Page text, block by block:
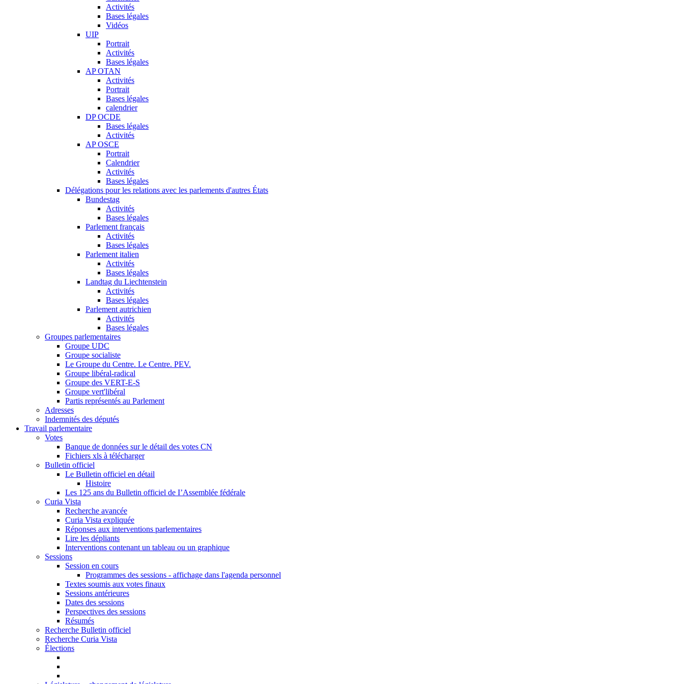
Activités
Bases légales
Vidéos
UIP
Portrait
Activités
Bases légales
AP OTAN
Activités
Portrait
Bases légales
calendrier
DP OCDE
Bases légales
Activités
AP OSCE
Portrait
Calendrier
Activités
Bases légales
Délégations pour les relations avec les parlements d'autres États
Bundestag
Activités
Bases légales
Parlement français
Activités
Bases légales
Parlement italien
Activités
Bases légales
Landtag du Liechtenstein
Activités
Bases légales
Parlement autrichien
Activités
Bases légales
Groupes parlementaires
Groupe UDC
Groupe socialiste
Le Groupe du Centre. Le Centre. PEV.
Groupe libéral-radical
Groupe des VERT-E-S
Groupe vert'libéral
Partis représentés au Parlement
Adresses
Indemnités des députés
Travail parlementaire
Votes
Banque de données sur le détail des votes CN
Fichiers xls à télécharger
Bulletin officiel
Le Bulletin officiel en détail
Histoire
Les 125 ans du Bulletin officiel de I’Assemblée fédérale
Curia Vista
Recherche avancée
Curia Vista expliquée
Réponses aux interventions parlementaires
Lire les dépliants
Interventions contenant un tableau ou un graphique
Sessions
Session en cours
Programmes des sessions - affichage dans l'agenda personnel
Textes soumis aux votes finaux
Sessions antérieures
Dates des sessions
Perspectives des sessions
Résumés
Recherche Bulletin officiel
Recherche Curia Vista
Élections